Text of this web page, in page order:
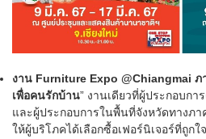
งาน Furniture Expo @Chiangmai
เพื่อคนรักบ้าน” งานเดียวที่ผู้ประกอบกา
และผู้ประกอบการในพื้นที่จังหวัดทางภา
ให้ผู้บริโภคได้เลือกซื้อเฟอร์นิเจอร์ที่ถูกใ